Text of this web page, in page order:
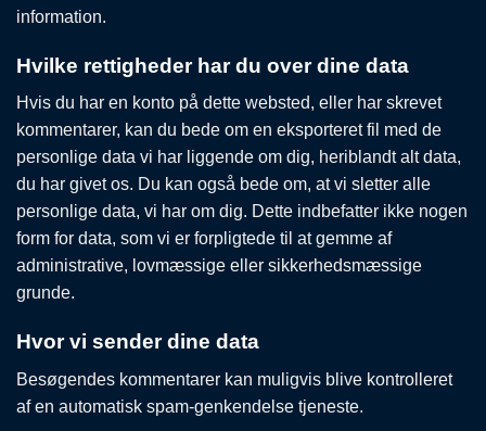
information.
Hvilke rettigheder har du over dine data
Hvis du har en konto på dette websted, eller har skrevet
kommentarer, kan du bede om en eksporteret fil med de
personlige data vi har liggende om dig, heriblandt alt data,
du har givet os. Du kan også bede om, at vi sletter alle
personlige data, vi har om dig. Dette indbefatter ikke nogen
form for data, som vi er forpligtede til at gemme af
administrative, lovmæssige eller sikkerhedsmæssige
grunde.
Hvor vi sender dine data
Besøgendes kommentarer kan muligvis blive kontrolleret
af en automatisk spam-genkendelse tjeneste.